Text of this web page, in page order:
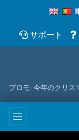
サポート